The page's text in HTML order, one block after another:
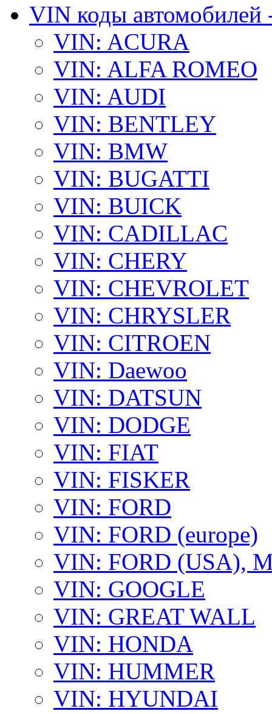
VIN коды автомобилей
VIN: ACURA
VIN: ALFA ROMEO
VIN: AUDI
VIN: BENTLEY
VIN: BMW
VIN: BUGATTI
VIN: BUICK
VIN: CADILLAC
VIN: CHERY
VIN: CHEVROLET
VIN: CHRYSLER
VIN: CITROEN
VIN: Daewoo
VIN: DATSUN
VIN: DODGE
VIN: FIAT
VIN: FISKER
VIN: FORD
VIN: FORD (europe)
VIN: FORD (USA),
VIN: GOOGLE
VIN: GREAT WALL
VIN: HONDA
VIN: HUMMER
VIN: HYUNDAI